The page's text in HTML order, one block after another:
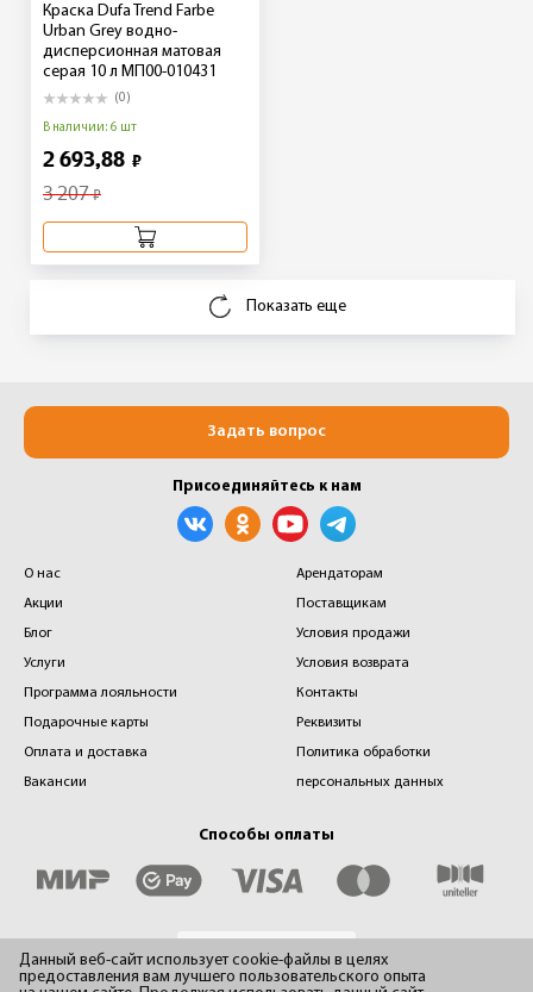
Краска Dufa Trend Farbe
Urban Grey водно-
дисперсионная матовая
серая 10 л МП00-010431
(0)
В наличии: 6 шт
2 693,88 ₽
3 207₽
Показать еще
О нас
Акции
Блог
Услуги
Программа лояльности
Подарочные карты
Оплата и доставка
Вакансии
Арендаторам
Поставщикам
Условия продажи
Условия возврата
Контакты
Реквизиты
Политика обработки
персональных данных
Способы оплаты
Задать вопрос
Присоединяйтесь к нам
Данный веб-сайт использует cookie-файлы в целях
предоставления вам лучшего пользовательского опыта